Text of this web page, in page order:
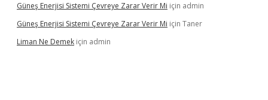
Güneş Enerjisi Sistemi Çevreye Zarar Verir Mi için admin
Güneş Enerjisi Sistemi Çevreye Zarar Verir Mi için Taner
Liman Ne Demek için admin